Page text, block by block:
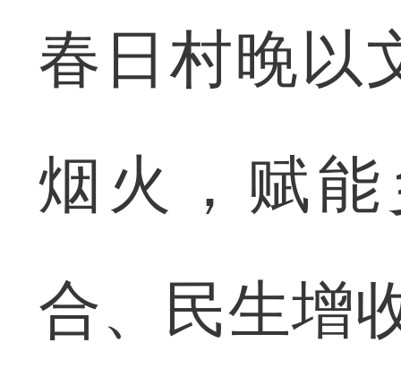
春日村晚以
烟火，赋
合、民生增